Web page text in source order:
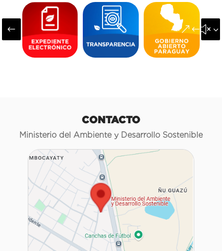
#
CONTACTO
Ministerio del Ambiente y Desarrollo Sostenible